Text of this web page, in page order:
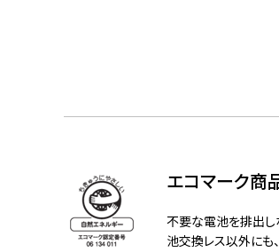
エコマーク商
不要な電池を排出し
池交換レス以外にも